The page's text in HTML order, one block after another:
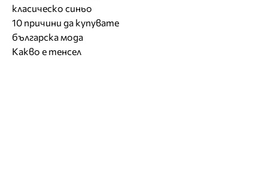
класическо синьо
10 причини да купувате
българска мода
Какво е тенсел